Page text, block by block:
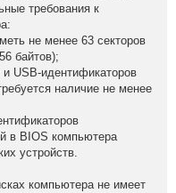
требования к
не менее 63 секторов
байтов);
USB-идентификаторов
наличие не менее
в BIOS компьютера
устройств.
компьютера не имеет